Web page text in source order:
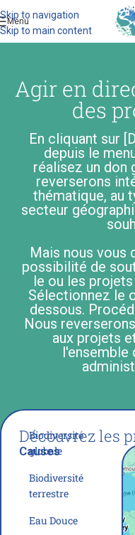
Skip to navigation
Skip to main content
Menu
Agir en
des
En cliquant sur
depuis le
réalisez un don
reverserons
thématique, au
secteur
Mais nous vous
possibilité de
le ou les
Sélectionnez le
dessous.
Nous
aux projets
l'ensemble
Découvrez les
Causes
Biodiversité
globale
Biodiversité
terrestre
Eau Douce